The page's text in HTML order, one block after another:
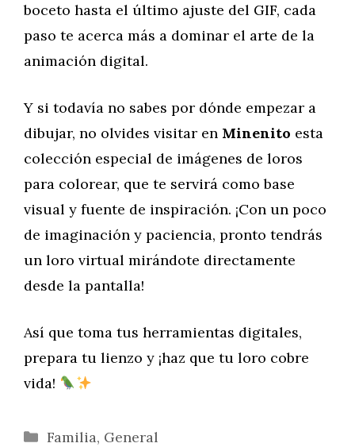
boceto hasta el último ajuste del GIF, cada
paso te acerca más a dominar el arte de la
animación digital.
Y si todavía no sabes por dónde empezar a
dibujar, no olvides visitar en Minenito esta
colección especial de imágenes de loros
para colorear, que te servirá como base
visual y fuente de inspiración. ¡Con un poco
de imaginación y paciencia, pronto tendrás
un loro virtual mirándote directamente
desde la pantalla!
Así que toma tus herramientas digitales,
prepara tu lienzo y ¡haz que tu loro cobre
vida!
Categorías
Familia, General